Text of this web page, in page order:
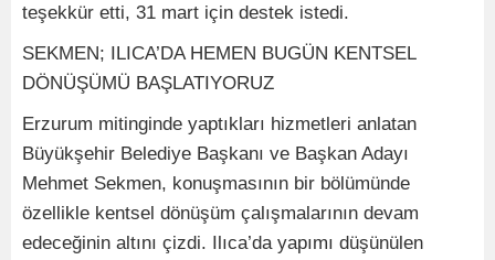
teşekkür etti, 31 mart için destek istedi.
SEKMEN; ILICA’DA HEMEN BUGÜN KENTSEL
DÖNÜŞÜMÜ BAŞLATIYORUZ
Erzurum mitinginde yaptıkları hizmetleri anlatan
Büyükşehir Belediye Başkanı ve Başkan Adayı
Mehmet Sekmen, konuşmasının bir bölümünde
özellikle kentsel dönüşüm çalışmalarının devam
edeceğinin altını çizdi. Ilıca’da yapımı düşünülen